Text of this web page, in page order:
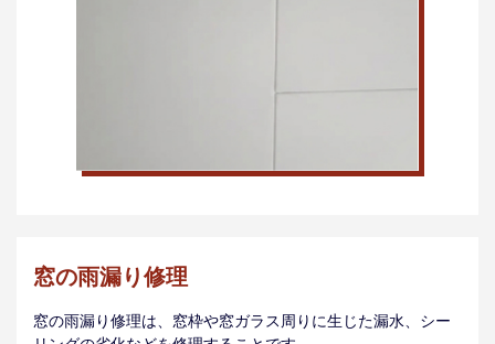
窓の雨漏り修理
窓の雨漏り修理は、窓枠や窓ガラス周りに生じた漏水、シー